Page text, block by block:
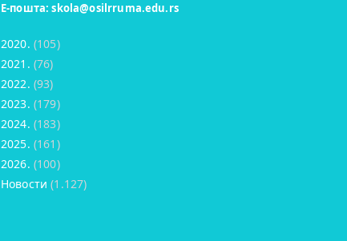
Е-пошта:skola@osilrruma.edu.rs
2020. (105)
2021. (76)
2022. (93)
2023. (179)
2024. (183)
2025. (161)
2026. (100)
Новости (1.127)